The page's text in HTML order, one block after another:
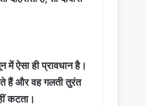
ऐसा ही प्रावधान है।
हैं और वह गलती तुरंत
कटता।